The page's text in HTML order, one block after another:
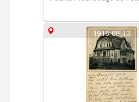
Pocztówka w obiegu od 25
1918-09-13